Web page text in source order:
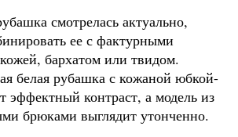
смотрелась актуально,
ее с фактурными
бархатом или твидом.
белая рубашка с кожаной юбкой-
эффектный контраст, а модель из
брюками выглядит утонченно.